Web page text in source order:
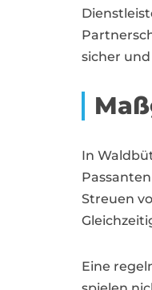
sicher
In
Streuen
Eine